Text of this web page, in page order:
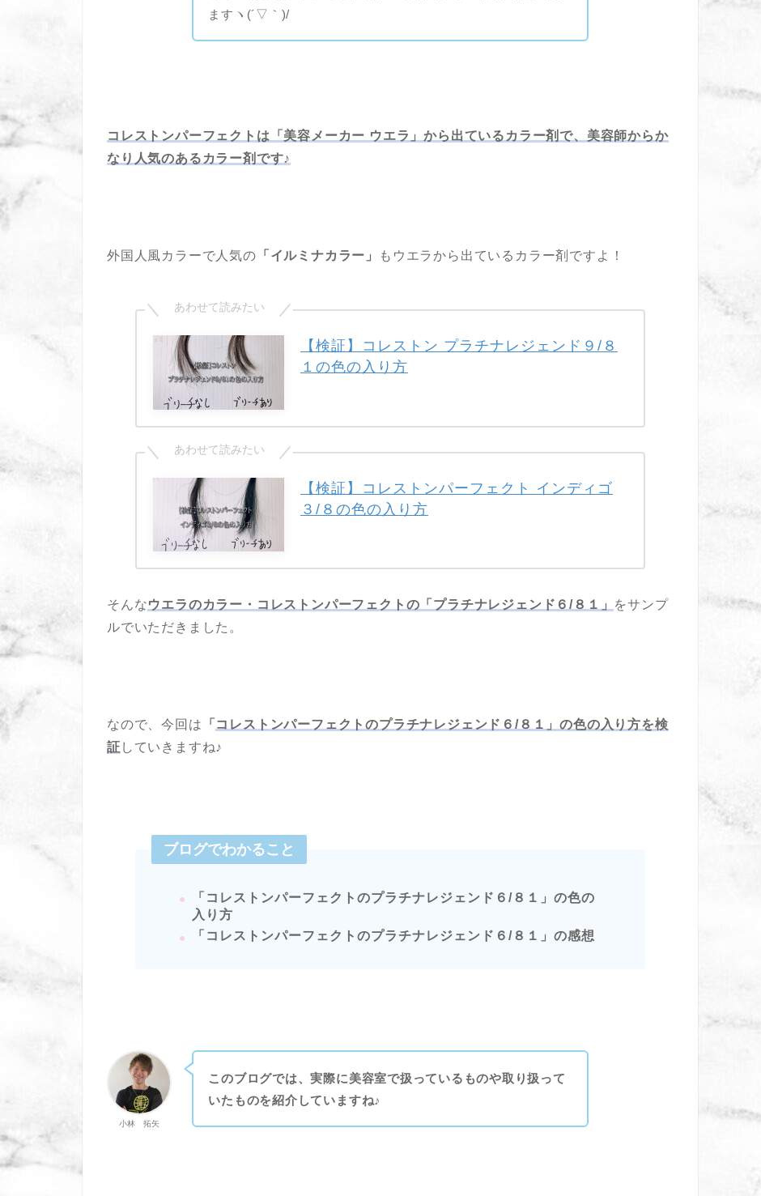
ますヽ(´▽｀)/
コレストンパーフェクトは「美容メーカー ウエラ」から出ているカラー剤で、美容師からか
なり人気のあるカラー剤です♪
外国人風カラーで人気の 「イルミナカラー」 もウエラから出ているカラー剤ですよ！
【検証】コレストン プラチナレジェンド９/８
１の色の入り方
【検証】コレストンパーフェクト インディゴ
３/８の色の入り方
そんなウエラのカラー・コレストンパーフェクトの「プラチナレジェンド６/８１」 をサンプ
ルでいただきました。
なので、今回は 「 コレストンパーフェクトのプラチナレジェンド６/８１」の色の入り方を検
証 していきますね♪
ブログでわかること
「コレストンパーフェクトのプラチナレジェンド６/８１」の色の
入り方
「コレストンパーフェクトのプラチナレジェンド６/８１」の感想
小林 拓矢
このブログでは、実際に美容室で扱っているものや取り扱って
いたものを紹介していますね♪